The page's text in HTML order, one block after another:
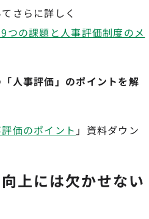
さらに詳しく
つの課題と人事評価制度のメ
人事評価」のポイントを解
価のポイント 」資料ダウン
上には欠かせない